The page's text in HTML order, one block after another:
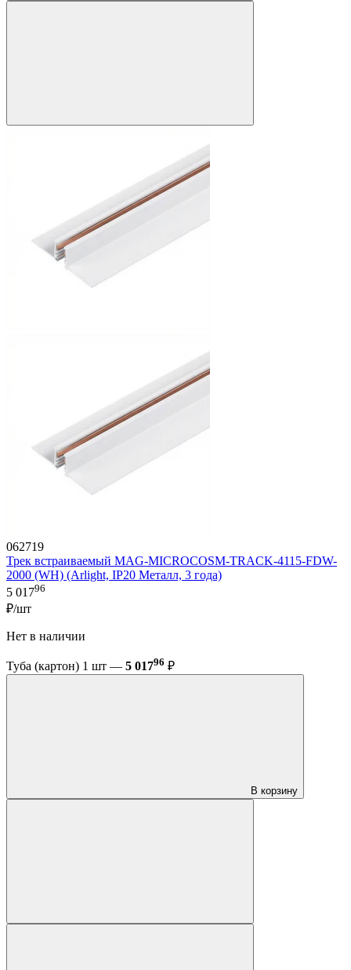
062719
Трек встраиваемый MAG-MICROCOSM-TRACK-4115-FDW-
2000 (WH) (Arlight, IP20 Металл, 3 года)
5 01796
₽/шт
Нет в наличии
Туба (картон) 1 шт — 5 01796 ₽
В корзину